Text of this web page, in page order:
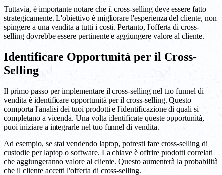
Tuttavia, è importante notare che il cross-selling deve essere fatto
strategicamente. L'obiettivo è migliorare l'esperienza del cliente, non
spingere a una vendita a tutti i costi. Pertanto, l'offerta di cross-
selling dovrebbe essere pertinente e aggiungere valore al cliente.
Identificare Opportunità per il Cross-
Selling
Il primo passo per implementare il cross-selling nel tuo funnel di
vendita è identificare opportunità per il cross-selling. Questo
comporta l'analisi dei tuoi prodotti e l'identificazione di quali si
completano a vicenda. Una volta identificate queste opportunità,
puoi iniziare a integrarle nel tuo funnel di vendita.
Ad esempio, se stai vendendo laptop, potresti fare cross-selling di
custodie per laptop o software. La chiave è offrire prodotti correlati
che aggiungeranno valore al cliente. Questo aumenterà la probabilità
che il cliente accetti l'offerta di cross-selling.